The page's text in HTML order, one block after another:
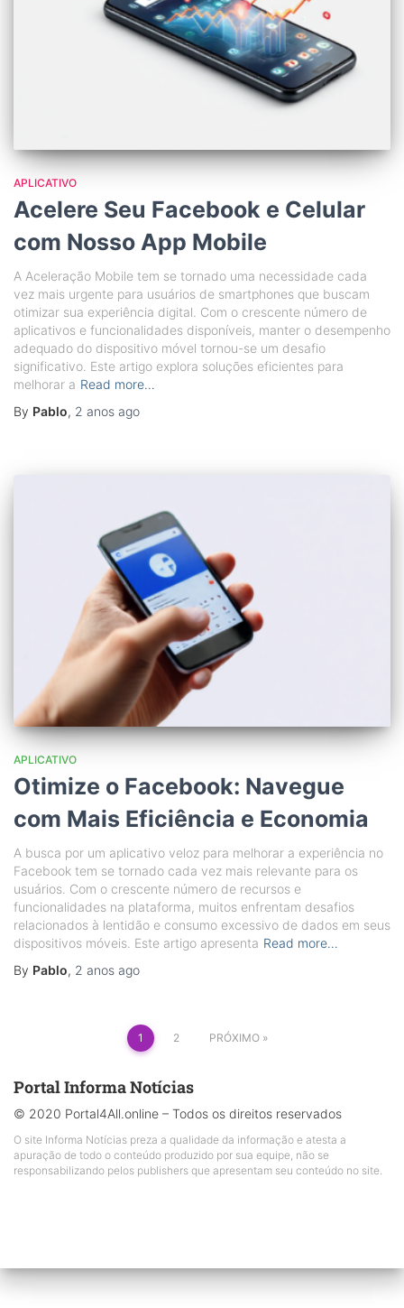
APLICATIVO
Acelere Seu Facebook e Celular
com Nosso App Mobile
A Aceleração Mobile tem se tornado uma necessidade cada
vez mais urgente para usuários de smartphones que buscam
otimizar sua experiência digital. Com o crescente número de
aplicativos e funcionalidades disponíveis, manter o desempenho
adequado do dispositivo móvel tornou-se um desafio
significativo. Este artigo explora soluções eficientes para
melhorar a Read more…
By Pablo, 2 anos ago
APLICATIVO
Otimize o Facebook: Navegue
com Mais Eficiência e Economia
A busca por um aplicativo veloz para melhorar a experiência no
Facebook tem se tornado cada vez mais relevante para os
usuários. Com o crescente número de recursos e
funcionalidades na plataforma, muitos enfrentam desafios
relacionados à lentidão e consumo excessivo de dados em seus
dispositivos móveis. Este artigo apresenta Read more…
By Pablo, 2 anos ago
Paginação
posts
1 2 PRÓXIMO
Portal Informa Notícias
© 2020 Portal4All.online – Todos os direitos reservados
O site Informa Notícias preza a qualidade da informação e atesta a
apuração de todo o conteúdo produzido por sua equipe, não se
responsabilizando pelos publishers que apresentam seu conteúdo no site.